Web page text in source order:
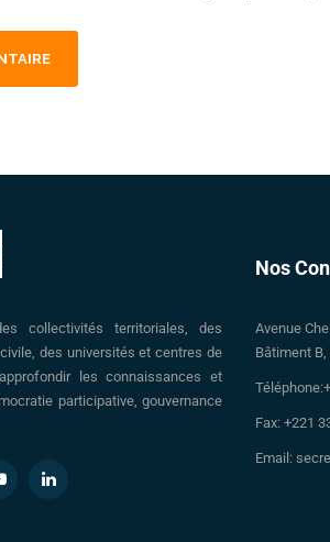
collectivités territoriales, des
des universités et centres de
les connaissances et
participative, gouvernance
Nos
Avenue
Bâtiment B,
Fax: +221
Email: